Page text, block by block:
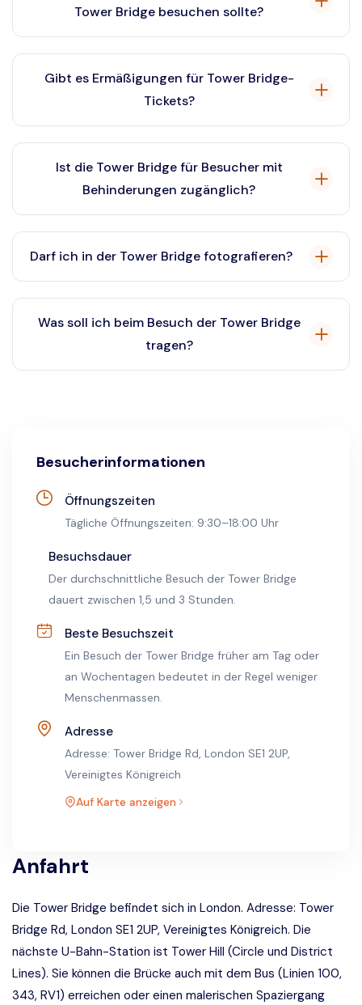
Tower Bridge besuchen sollte?
Ein Besuch früher am Tag oder an Wochentagen
bedeutet in der Regel weniger Menschenmassen, was
Gibt es Ermäßigungen für Tower Bridge-
Tickets?
Besuchen Sie unsere Website, um mögliche
Ermäßigungen auf Tower Bridge-Tickets zu erhalten,
einschließlich Angebote für Studenten, Senioren und
Ist die Tower Bridge für Besucher mit
Behinderungen zugänglich?
Ja, die Tower Bridge ist für Besucher mit
Behinderungen zugänglich, mit Aufzügen und Rampen
Darf ich in der Tower Bridge fotografieren?
Ja, das Fotografieren in der Tower Bridge ist erlaubt,
so dass Sie die atemberaubende Aussicht und die
Was soll ich beim Besuch der Tower Bridge
tragen?
Besucherinformationen
Öffnungszeiten
Tägliche Öffnungszeiten: 9:30–18:00 Uhr
Besuchsdauer
Der durchschnittliche Besuch der Tower Bridge
dauert zwischen 1,5 und 3 Stunden.
Beste Besuchszeit
Ein Besuch der Tower Bridge früher am Tag oder
an Wochentagen bedeutet in der Regel weniger
Menschenmassen.
Adresse
Adresse: Tower Bridge Rd, London SE1 2UP,
Vereinigtes Königreich
Auf Karte anzeigen
Anfahrt
Die Tower Bridge befindet sich in London. Adresse: Tower
Bridge Rd, London SE1 2UP, Vereinigtes Königreich. Die
nächste U-Bahn-Station ist Tower Hill (Circle und District
Lines). Sie können die Brücke auch mit dem Bus (Linien 100,
343, RV1) erreichen oder einen malerischen Spaziergang